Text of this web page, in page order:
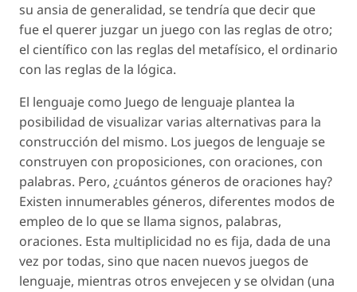
su ansia de generalidad, se tendría que decir que
fue el querer juzgar un juego con las reglas de otro;
el científico con las reglas del metafísico, el ordinario
con las reglas de la lógica.
El lenguaje como Juego de lenguaje plantea la
posibilidad de visualizar varias alternativas para la
construcción del mismo. Los juegos de lenguaje se
construyen con proposiciones, con oraciones, con
palabras. Pero, ¿cuántos géneros de oraciones hay?
Existen innumerables géneros, diferentes modos de
empleo de lo que se llama signos, palabras,
oraciones. Esta multiplicidad no es fija, dada de una
vez por todas, sino que nacen nuevos juegos de
lenguaje, mientras otros envejecen y se olvidan (una